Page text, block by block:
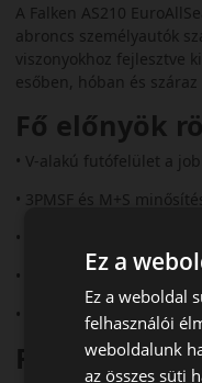
A Falken AS210
abroncs személyautók
viszonyokhoz fejlesztve
esőben, hóban és
Fő előnyök
• V‑alakú futófelület a
• 3PMSF és M+S
• 8%-kal jobb
• 6%-kal jobb nedves
• Stabil havas tapadás
Futófelület
Ez a
Ez a weboldal
felhasználói
weboldalunk
az összes süti